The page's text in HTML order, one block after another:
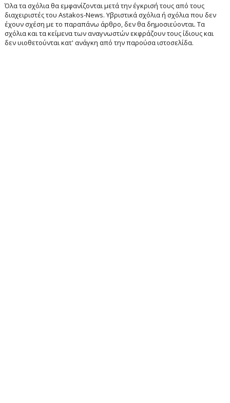
Όλα τα σχόλια θα εμφανίζονται μετά την έγκρισή τους από τους
διαχειριστές του Astakos-News. Υβριστικά σχόλια ή σχόλια που δεν
έχουν σχέση με το παραπάνω άρθρο, δεν θα δημοσιεύονται. Τα
σχόλια και τα κείμενα των αναγνωστών εκφράζουν τους ίδιους και
δεν υιοθετούνται κατ' ανάγκη από την παρούσα ιστοσελίδα.